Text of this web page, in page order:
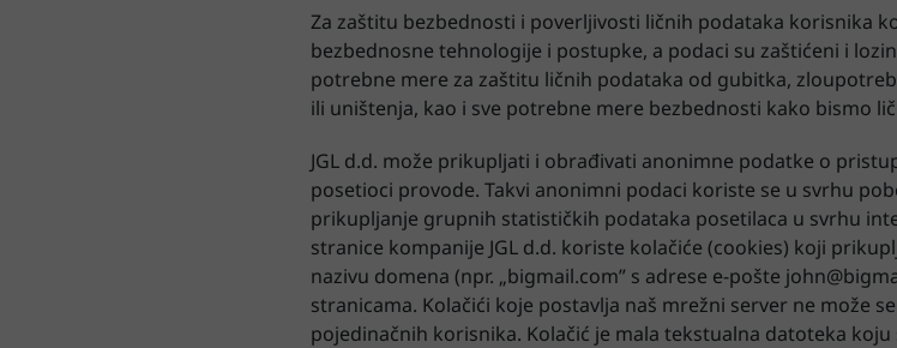
Za zaštitu bezbednosti i poverljivosti ličnih podataka korisnika
bezbednosne tehnologije i postupke, a podaci su zaštićeni i
potrebne mere za zaštitu ličnih podataka od gubitka,
ili uništenja, kao i sve potrebne mere bezbednosti kako bismo
JGL d.d. može prikupljati i obrađivati anonimne podatke o
posetioci provode. Takvi anonimni podaci koriste se u svrhu
prikupljanje grupnih statističkih podataka posetilaca u svrhu
stranice kompanije JGL d.d. koriste kolačiće (cookies) koji
nazivu domena (npr. „bigmail.com” s adrese e-pošte
stranicama. Kolačići koje postavlja naš mrežni server ne može
pojedinačnih korisnika. Kolačić je mala tekstualna datoteka